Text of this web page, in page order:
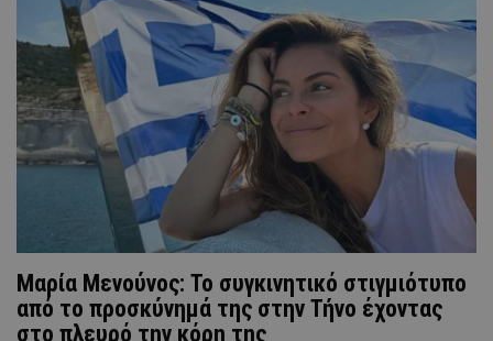
Μαρία Μενούνος: Το συγκινητικό στιγμιότυπο
από το προσκύνημά της στην Τήνο έχοντας
στο πλευρό την κόρη της